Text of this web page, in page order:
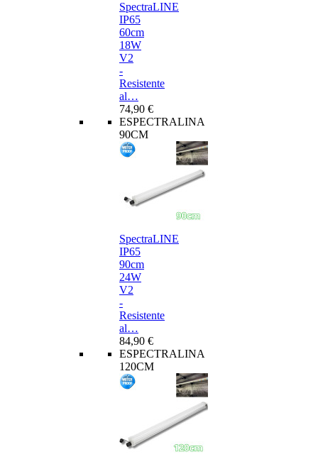
SpectraLINE
IP65
60cm
18W
V2
-
Resistente
al…
74,90 €
ESPECTRALINA
90CM
SpectraLINE
IP65
90cm
24W
V2
-
Resistente
al…
84,90 €
ESPECTRALINA
120CM